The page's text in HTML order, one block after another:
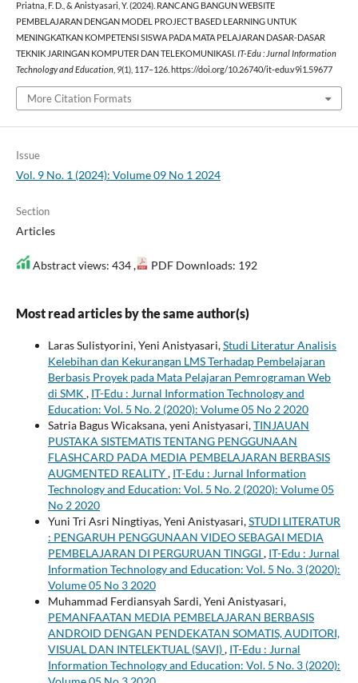
Priatna, F. D., & Anistyasari, Y. (2024). RANCANG BANGUN WEBSITE
PEMBELAJARAN DENGAN MODEL PROJECT BASED LEARNING UNTUK
MENINGKATKAN KOMPETENSI SISWA PADA MATA PELAJARAN DASAR-DASAR
TEKNIK JARINGAN KOMPUTER DAN TELEKOMUNIKASI. IT-Edu : Jurnal Information
Technology and Education, 9(1), 117–126. https://doi.org/10.26740/it-edu.v9i1.59677
More Citation Formats
Issue
Vol. 9 No. 1 (2024): Volume 09 No 1 2024
Section
Articles
Abstract views: 434 , PDF Downloads: 192
Most read articles by the same author(s)
Laras Sulistyorini, Yeni Anistyasari,Studi Literatur Analisis
Kelebihan dan Kekurangan LMS Terhadap Pembelajaran
Berbasis Proyek pada Mata Pelajaran Pemrograman Web
di SMK , IT-Edu : Jurnal Information Technology and
Education: Vol. 5 No. 2 (2020): Volume 05 No 2 2020
Satria Bagus Wicaksana, yeni Anistyasari,TINJAUAN
PUSTAKA SISTEMATIS TENTANG PENGGUNAAN
FLASHCARD PADA MEDIA PEMBELAJARAN BERBASIS
AUGMENTED REALITY, IT-Edu : Jurnal Information
Technology and Education: Vol. 5 No. 2 (2020): Volume 05
No 2 2020
Yuni Tri Asri Ningtiyas, Yeni Anistyasari,STUDI LITERATUR
: PENGARUH PENGGUNAAN VIDEO SEBAGAI MEDIA
PEMBELAJARAN DI PERGURUAN TINGGI , IT-Edu : Jurnal
Information Technology and Education: Vol. 5 No. 3 (2020):
Volume 05 No 3 2020
Muhammad Ferdiansyah Sardi, Yeni Anistyasari,
PEMANFAATAN MEDIA PEMBELAJARAN BERBASIS
ANDROID DENGAN PENDEKATAN SOMATIS, AUDITORI,
VISUAL DAN INTELEKTUAL (SAVI), IT-Edu : Jurnal
Information Technology and Education: Vol. 5 No. 3 (2020):